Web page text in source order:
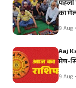
पहली
का
9 Aug
Aaj
मेष-
9 Aug